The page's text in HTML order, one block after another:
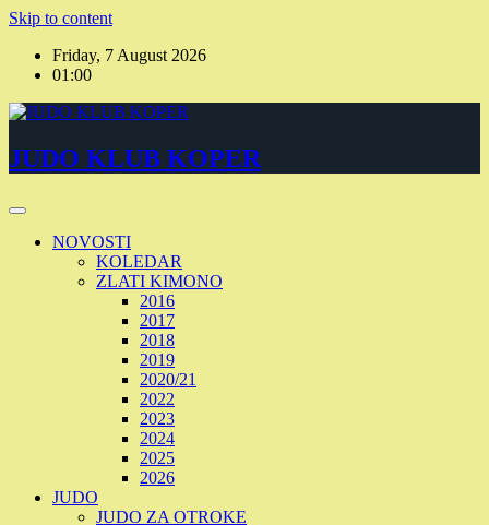
Skip to content
Friday, 7 August 2026
01:00
JUDO KLUB KOPER
NOVOSTI
KOLEDAR
ZLATI KIMONO
2016
2017
2018
2019
2020/21
2022
2023
2024
2025
2026
JUDO
JUDO ZA OTROKE